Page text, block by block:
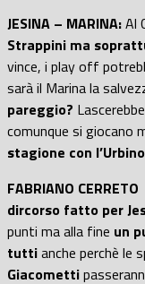
JESINA – MARINA:Al
Strappini ma
vince, i play off
sarà il Marina la
pareggio?
comunque si giocano
stagione con l’Urbino
FABRIANO
dircorso fatto per
punti ma alla fine un
tuttianche perchè le
Giacometti